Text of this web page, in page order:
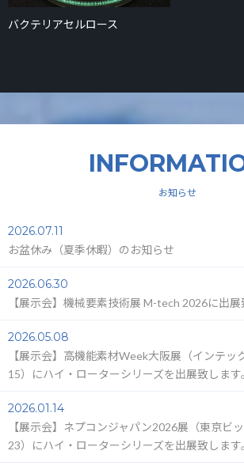
バクテリアセルロース
お知らせ
2026.07.11
お盆休み（夏季休暇）のお知らせ
2026.06.30
【展示会】機械要素技術展 M-tech 2026に出展
2026.05.08
【展示会】高機能素材Week大阪展（インテッ
15）にハイ・ローターシリーズを出展致します
2026.01.14
【展示会】ネプコンジャパン2026展（東京ビ
23）にハイ・ローターシリーズを出展致します